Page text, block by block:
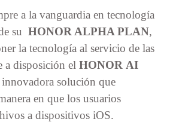
a la vanguardia en tecnología
su HONOR ALPHA PLAN,
la tecnología al servicio de las
a disposición el HONOR AI
innovadora solución que
en que los usuarios
a dispositivos iOS.